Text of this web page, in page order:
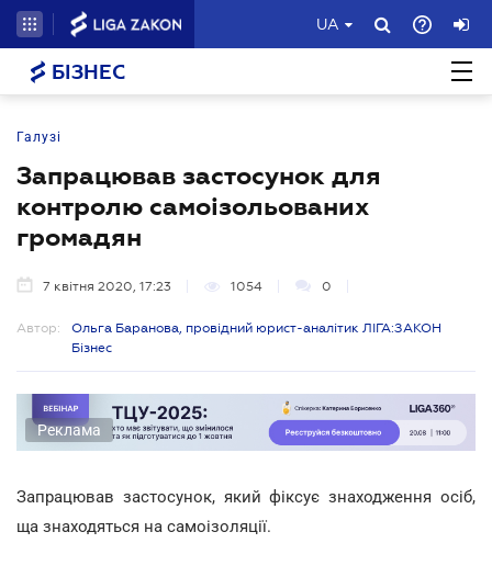
UA
БІЗНЕС
Галузі
Запрацював застосунок для
контролю самоізольованих
громадян
7 квітня 2020, 17:23 1054 0
Автор:
Ольга Баранова, провідний юрист-аналітик ЛІГА:ЗАКОН
Бізнес
Реклама
Запрацював застосунок, який фіксує знаходження осіб,
ща знаходяться на самоізоляції.